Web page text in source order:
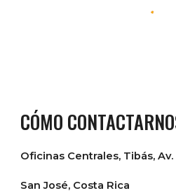
CÓMO
Oficinas Centrales, Tibás,
San José, Costa Rica